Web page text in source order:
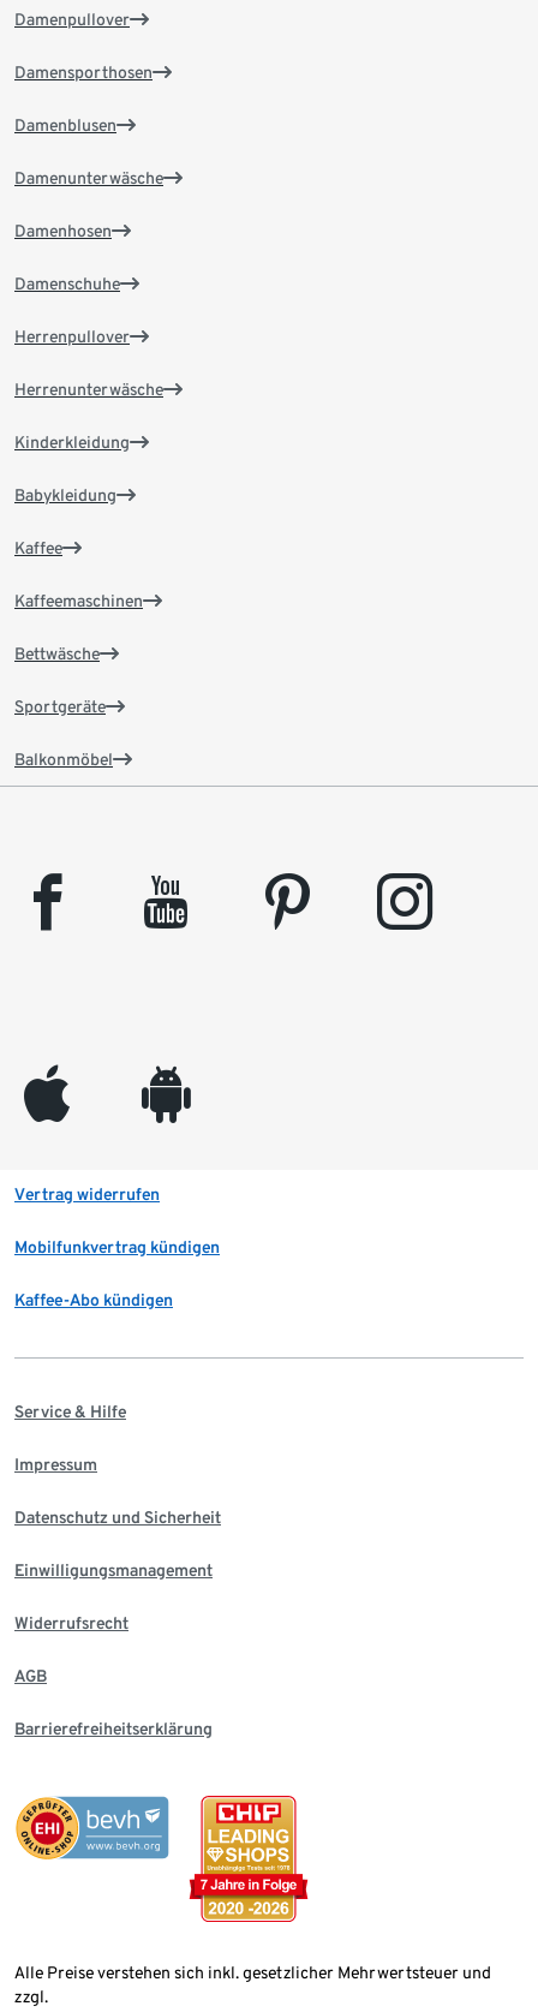
Damenpullover
Damensporthosen
Damenblusen
Damenunterwäsche
Damenhosen
Damenschuhe
Herrenpullover
Herrenunterwäsche
Kinderkleidung
Babykleidung
Kaffee
Kaffeemaschinen
Bettwäsche
Sportgeräte
Balkonmöbel
facebook youtube pinterest instagram
appleinc android
Vertrag widerrufen
Mobilfunkvertrag kündigen
Kaffee-Abo kündigen
Service & Hilfe
Impressum
Datenschutz und Sicherheit
Einwilligungsmanagement
Widerrufsrecht
AGB
Barrierefreiheitserklärung
Alle Preise verstehen sich inkl. gesetzlicher Mehrwertsteuer und
zzgl.